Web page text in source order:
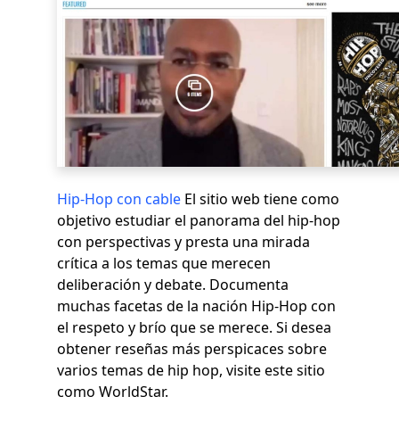
Hip-Hop con cable El sitio web tiene como
objetivo estudiar el panorama del hip-hop
con perspectivas y presta una mirada
crítica a los temas que merecen
deliberación y debate. Documenta
muchas facetas de la nación Hip-Hop con
el respeto y brío que se merece. Si desea
obtener reseñas más perspicaces sobre
varios temas de hip hop, visite este sitio
como WorldStar.